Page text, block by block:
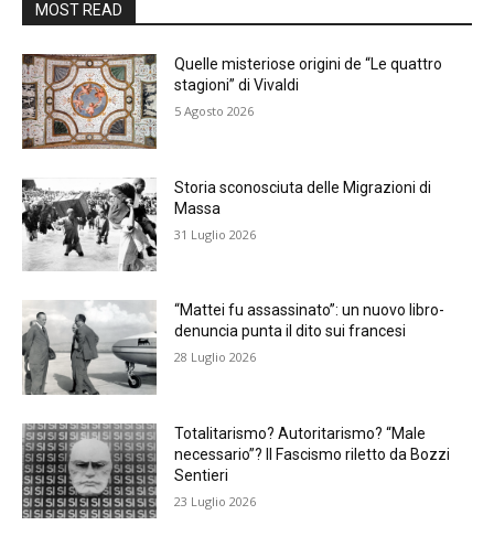
MOST READ
Quelle misteriose origini de “Le quattro
stagioni” di Vivaldi
5 Agosto 2026
Storia sconosciuta delle Migrazioni di
Massa
31 Luglio 2026
“Mattei fu assassinato”: un nuovo libro-
denuncia punta il dito sui francesi
28 Luglio 2026
Totalitarismo? Autoritarismo? “Male
necessario”? Il Fascismo riletto da Bozzi
Sentieri
23 Luglio 2026